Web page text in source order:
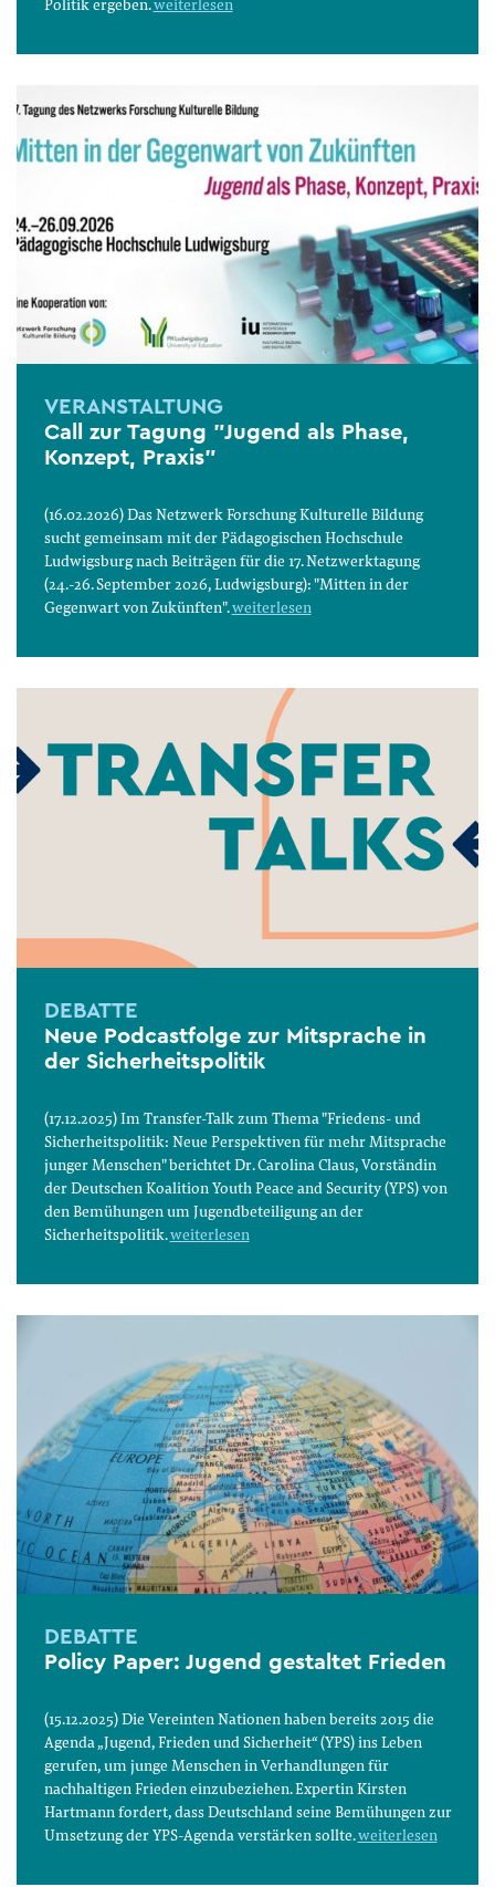
VERANSTALTUNG
Call zur Tagung "Jugend als Phase,
Konzept, Praxis"
(16.02.2026) Das Netzwerk Forschung Kulturelle Bildung
sucht gemeinsam mit der Pädagogischen Hochschule
Ludwigsburg nach Beiträgen für die 17. Netzwerktagung
(24.-26. September 2026, Ludwigsburg): "Mitten in der
Gegenwart von Zukünften".weiterlesen
DEBATTE
Neue Podcastfolge zur Mitsprache in
der Sicherheitspolitik
(17.12.2025) Im Transfer-Talk zum Thema "Friedens- und
Sicherheitspolitik: Neue Perspektiven für mehr Mitsprache
junger Menschen" berichtet Dr. Carolina Claus, Vorständin
der Deutschen Koalition Youth Peace and Security (YPS) von
den Bemühungen um Jugendbeteiligung an der
Sicherheitspolitik.weiterlesen
DEBATTE
Policy Paper: Jugend gestaltet Frieden
(15.12.2025) Die Vereinten Nationen haben bereits 2015 die
Agenda „Jugend, Frieden und Sicherheit“ (YPS) ins Leben
gerufen, um junge Menschen in Verhandlungen für
nachhaltigen Frieden einzubeziehen. Expertin Kirsten
Hartmann fordert, dass Deutschland seine Bemühungen zur
Umsetzung der YPS-Agenda verstärken sollte.weiterlesen